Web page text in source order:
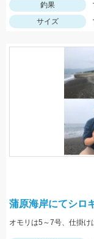
釣果
サイズ
蒲原海岸にてシロ